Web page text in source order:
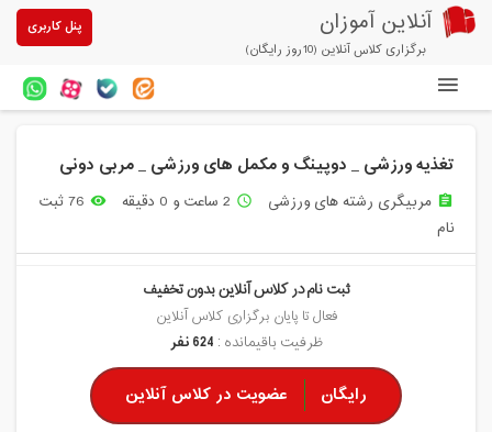
آنلاین آموزان
برگزاری کلاس آنلاین (10روز رایگان)
پنل کاربری
آزمون های آنلاین
پیشنهادهای ویژه
تخفیفهای مشارکتی
درباره ما
تغذیه ورزشی _ دوپینگ و مکمل های ورزشی _ مربی دونی
assignment مربیگری رشته های ورزشی access_time 2 ساعت و 0 دقیقه remove_red_eye
76 ثبت
نام
ثبت نام در کلاس آنلاین بدون تخفیف
فعال تا پایان برگزاری کلاس آنلاین
ظرفیت باقیمانده : 624 نفر
رایگان عضویت در کلاس آنلاین